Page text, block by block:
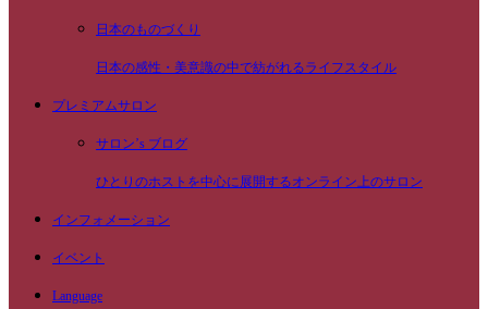
日本のものづくり
日本の感性・美意識の中で紡がれるライフスタイル
プレミアムサロン
サロン’s ブログ
ひとりのホストを中心に展開するオンライン上のサロン
インフォメーション
イベント
Language